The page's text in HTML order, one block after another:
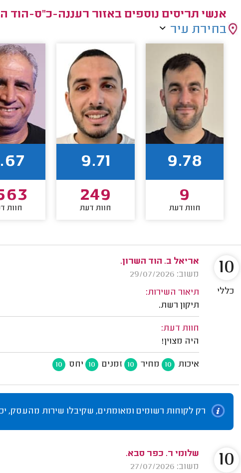
אנשי תריסים נוספים באזור רעננה-כ"ס-הוד
בחירת עיר
9.78
9
חוות דעת
9.71
249
חוות דעת חוות
אריאל ב. הוד השרון.
משוב: 29/07/2026
תיאור השירות:
תיקון רשת.
חוות דעת:
היה מצוין!
איכות 10 מחיר 10 זמנים 10 יחס 10
10
כללי
רק לקוחות רשומים ומאומתים, שקיבלו שירות מהעסק,
שלומי ר. כפר סבא.
משוב: 27/07/2026
10